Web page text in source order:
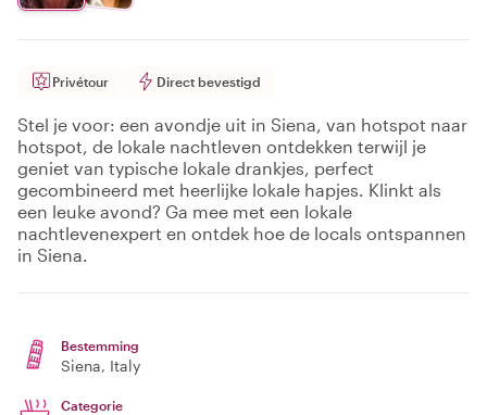
Privétour Direct bevestigd
Stel je voor: een avondje uit in Siena, van hotspot naar
hotspot, de lokale nachtleven ontdekken terwijl je
geniet van typische lokale drankjes, perfect
gecombineerd met heerlijke lokale hapjes. Klinkt als
een leuke avond? Ga mee met een lokale
nachtlevenexpert en ontdek hoe de locals ontspannen
in Siena.
Bestemming
Siena, Italy
Categorie